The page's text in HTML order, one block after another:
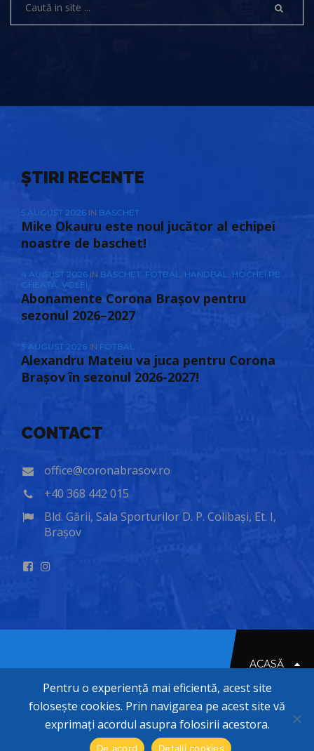
ȘTIRI RECENTE
5 AUGUST 2026 IN BASCHET
Mike Okauru este noul jucător al echipei
noastre de baschet!
4 AUGUST 2026 IN BASCHET FOTBAL HANDBAL
HOCHEI PE
GHEAȚĂ VOLEI
Abonamente Corona Brașov pentru
sezonul 2026–2027
3 AUGUST 2026 IN FOTBAL
Alexandru Mateiu va juca pentru Corona
Brașov în sezonul 2026-2027!
CONTACT
office@coronabrasov.ro
+40 368 442 015
Bld. Gării, Sala Sporturilor D. P. Colibași, Et. I,
Brașov
ACASĂ
© 2020-2026 CORONA BRASOV
Pentru o experiență mai eficientă, acest site
folosește cookies. Prin navigarea pe acest site vă
exprimați acordul asupra folosirii acestora.
De acord Detalii cookies